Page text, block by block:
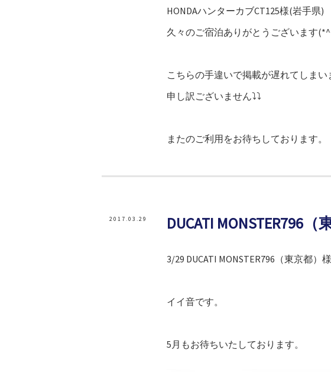
HONDAハンターカブCT125様(岩手県)
久々のご宿泊ありがとうございます
こちらの手違いで掲載が遅れてしまい
申し訳ございません⤵⤵
またのご利用をお待ちしております。
2017.03.29 DUCATI MONSTER796（
3/29 DUCATI MONSTER796（東京都）様
イイ音です。
5月もお待ちいたしております。